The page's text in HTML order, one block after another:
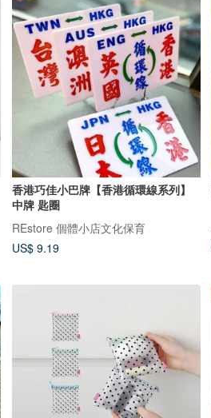
香港巧佳小巴牌【香港循環線系列】
中牌 匙圈
REstore 個體小店文化保育
US$ 9.19